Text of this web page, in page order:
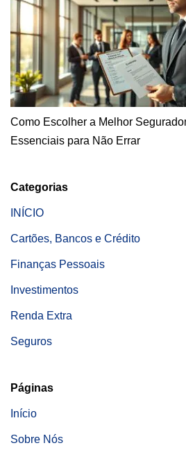
Como Escolher a Melhor
Essenciais para Não Errar
Categorias
INÍCIO
Cartões, Bancos e Crédito
Finanças Pessoais
Investimentos
Renda Extra
Seguros
Páginas
Início
Sobre Nós